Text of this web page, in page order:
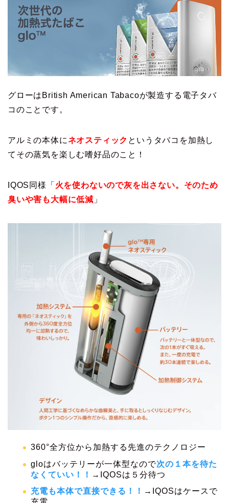
グローはBritish American Tabacoが製造する電子タバ
コのことです。
アルミの本体にネオスティック というタバコを加熱し
てその蒸気を楽しむ嗜好品のこと！
IQOS同様「 火を使わないので灰を出さない。そのため
臭いや害も大幅に低減 」
360°全方位から加熱する先進のテクノロジー
gloはバッテリーが一体型なので次の１本を待た
なくていい！！ →IQOSは５分待つ
充電も本体で直接できる！！ →IQOSはケースで